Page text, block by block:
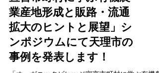
「オーガニックビレッジ
宣言市町村に学ぶ有機農
業産地形成と販路・流通
拡大のヒントと展望」シ
ンポジウムにて天理市の